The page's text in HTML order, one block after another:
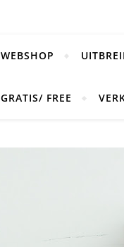
WEBSHOP
GRATIS/ FREE